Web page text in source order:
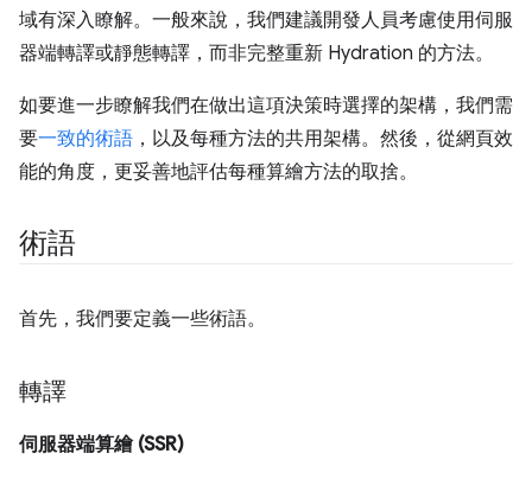
域有深入瞭解。一般來說，我們建議開發人員考慮使用伺服
器端轉譯或靜態轉譯，而非完整重新 Hydration 的方法。
如要進一步瞭解我們在做出這項決策時選擇的架構，我們需
要一致的術語 ，以及每種方法的共用架構。然後，從網頁效
能的角度，更妥善地評估每種算繪方法的取捨。
術語
首先，我們要定義一些術語。
轉譯
伺服器端算繪 (SSR)